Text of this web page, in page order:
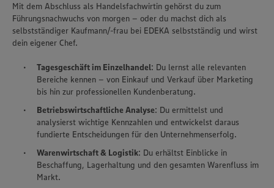
Mit dem Abschluss als Handelsfachwirtin gehörst du zum
Führungsnachwuchs von morgen – oder du machst dich als
selbstständiger Kaufmann/-frau bei EDEKA selbstständig und wirst
dein eigener Chef.
Tagesgeschäft im Einzelhandel: Du lernst alle relevanten
Bereiche kennen – von Einkauf und Verkauf über Marketing
bis hin zur professionellen Kundenberatung.
Betriebswirtschaftliche Analyse: Du ermittelst und
analysierst wichtige Kennzahlen und entwickelst daraus
fundierte Entscheidungen für den Unternehmenserfolg.
Warenwirtschaft & Logistik: Du erhältst Einblicke in
Beschaffung, Lagerhaltung und den gesamten Warenfluss im
Markt.